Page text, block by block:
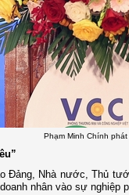
Phạm Minh Chính
Đảng, Nhà nước, Thủ
nhân vào sự nghiệp